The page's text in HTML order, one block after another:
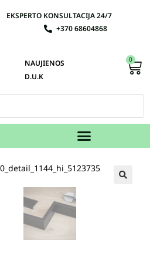
EKSPERTO KONSULTACIJA 24/7
+370 68604868
NAUJIENOS
D.U.K
0